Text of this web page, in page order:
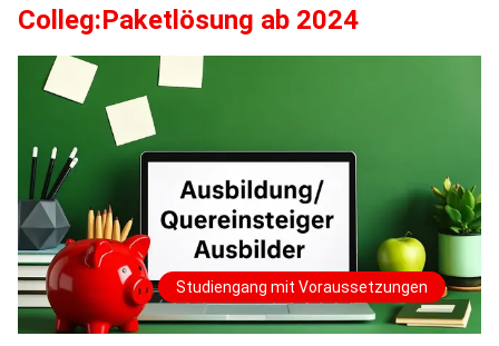
Colleg:Paketlösung ab 2024
Studiengang mit Voraussetzungen